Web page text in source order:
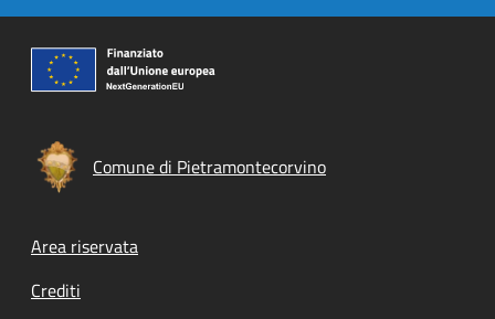
Comune di Pietramontecorvino
Footer menu
Area riservata
Crediti